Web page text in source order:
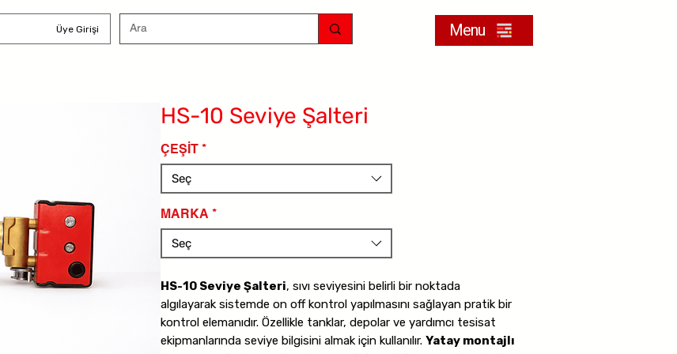
Üye Girişi Menu
HS-10 Seviye Şalteri
ÇEŞİT *
Seç
MARKA *
Seç
HS-10 Seviye Şalteri, sıvı seviyesini belirli bir noktada
algılayarak sistemde on off kontrol yapılmasını sağlayan pratik bir
kontrol elemanıdır. Özellikle tanklar, depolar ve yardımcı tesisat
ekipmanlarında seviye bilgisini almak için kullanılır. Yatay montajlı